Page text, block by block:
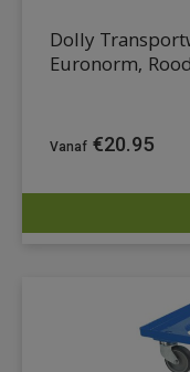
Dolly
Euronorm,
€20.95